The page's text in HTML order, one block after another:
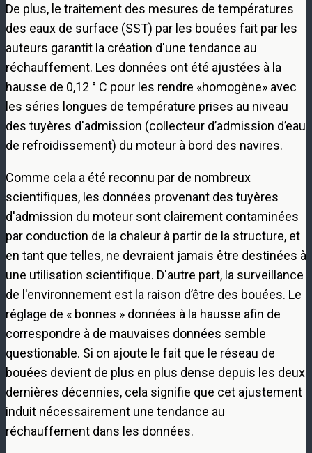
De plus, le traitement des mesures de températures
des eaux de surface (SST) par les bouées fait par les
auteurs garantit la création d'une tendance au
réchauffement. Les données ont été ajustées à la
hausse de 0,12 ° C pour les rendre «homogène» avec
les séries longues de température prises au niveau
des tuyères d'admission (collecteur d’admission d’eau
de refroidissement) du moteur à bord des navires.
Comme cela a été reconnu par de nombreux
scientifiques, les données provenant des tuyères
d'admission du moteur sont clairement contaminées
par conduction de la chaleur à partir de la structure, et
en tant que telles, ne devraient jamais être destinées à
une utilisation scientifique. D'autre part, la surveillance
de l'environnement est la raison d’être des bouées. Le
réglage de « bonnes » données à la hausse afin de
correspondre à de mauvaises données semble
questionable. Si on ajoute le fait que le réseau de
bouées devient de plus en plus dense depuis les deux
dernières décennies, cela signifie que cet ajustement
induit nécessairement une tendance au
réchauffement dans les données.